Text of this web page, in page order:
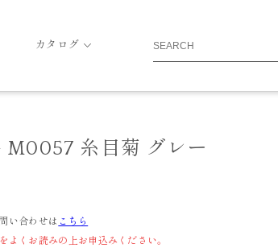
カタログ
M0057 糸目菊 グレー
い合わせは こちら
をよくお読みの上お申込みください。